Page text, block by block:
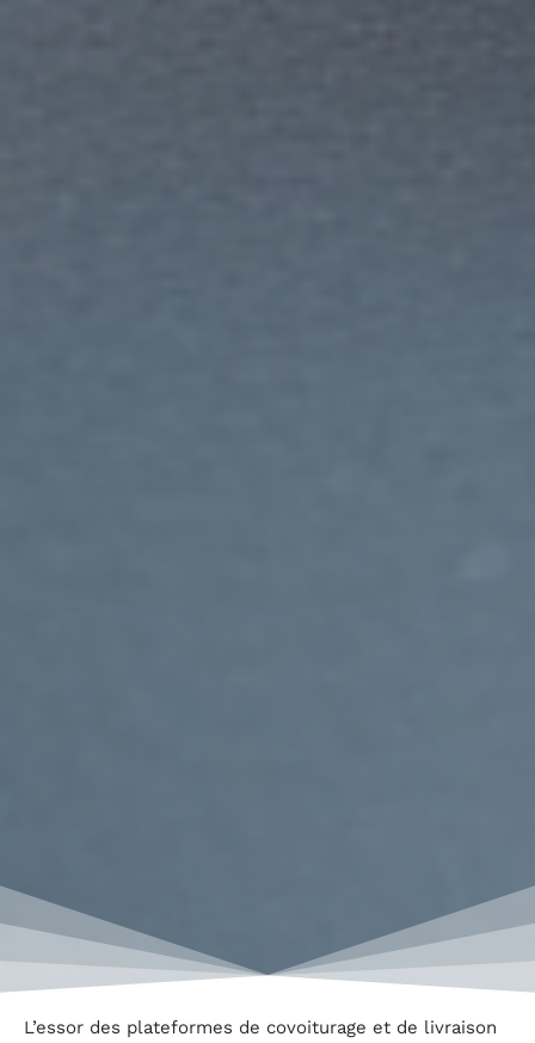
L’essor des plateformes de covoiturage et de livraison